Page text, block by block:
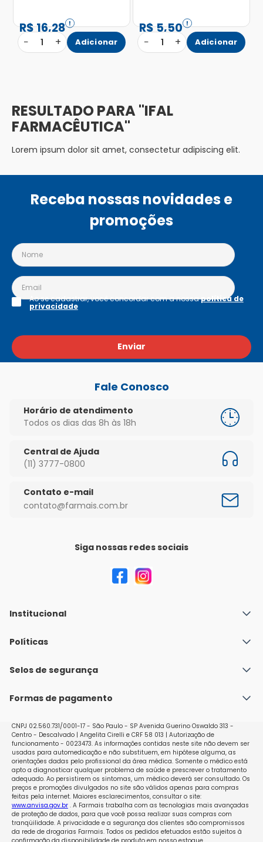
R$16,28
− 1 + Adicionar
R$5,50
− 1 + Adicionar
IFAL
FARMACÊUTICA
Lorem ipsum dolor sit amet, consectetur adipiscing elit.
Receba nossas novidades e
promoções
Enviar
Ao se cadastrar, você concordar com a nossapolítica de
privacidade
Fale Conosco
Horário de atendimento
Todos os dias das 8h às 18h
Central de Ajuda
(11) 3777-0800
Contato e-mail
contato@farmais.com.br
Siga nossas redes sociais
Institucional
Quem Somos
Nossas lojas
Políticas
Política de Envio
Políticas de Trocas e Devoluções
Selos de segurança
Formas de pagamento
CNPJ 02.560.731/0001-17 - São Paulo - SP Avenida Guerino Oswaldo 313 -
Centro - Descalvado | Angelita Cirelli e CRF 58 013 | Autorização de
funcionamento - 0023473. As informações contidas neste site não devem ser
usadas para automedicação e não substituem, em hipótese alguma, as
orientações dadas pelo profissional da área médica. Somente o médico está
apto a diagnosticar qualquer problema de saúde e prescrever o tratamento
adequado. Ao persistirem os sintomas, um médico deverá ser consultado. Os
preços e promoções divulgados no site são válidos apenas para compras
feitas pela internet. Maiores esclarecimentos, consultar o site:
www.anvisa.gov.br. A Farmais trabalha com as tecnologias mais avançadas
de proteção de dados, para que você possa realizar suas compras com
tranqüilidade. A privacidade e a segurança dos clientes são compromissos
da rede de drogarias Farmais. Todos os pedidos efetuados estão sujeitos à